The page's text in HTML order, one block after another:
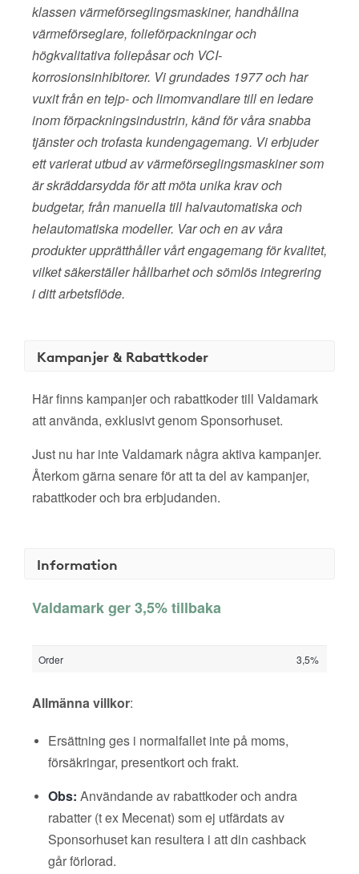
klassen värmeförseglingsmaskiner, handhållna
värmeförseglare, folieförpackningar och
högkvalitativa foliepåsar och VCI-
korrosionsinhibitorer. Vi grundades 1977 och har
vuxit från en tejp- och limomvandlare till en ledare
inom förpackningsindustrin, känd för våra snabba
tjänster och trofasta kundengagemang. Vi erbjuder
ett varierat utbud av värmeförseglingsmaskiner som
är skräddarsydda för att möta unika krav och
budgetar, från manuella till halvautomatiska och
helautomatiska modeller. Var och en av våra
produkter upprätthåller vårt engagemang för kvalitet,
vilket säkerställer hållbarhet och sömlös integrering
i ditt arbetsflöde.
Kampanjer & Rabattkoder
Här finns kampanjer och rabattkoder till Valdamark
att använda, exklusivt genom Sponsorhuset.
Just nu har inte Valdamark några aktiva kampanjer.
Återkom gärna senare för att ta del av kampanjer,
rabattkoder och bra erbjudanden.
Information
Valdamark ger 3,5% tillbaka
Order 3,5%
Allmänna villkor:
Ersättning ges i normalfallet inte på moms,
försäkringar, presentkort och frakt.
Obs: Användande av rabattkoder och andra
rabatter (t ex Mecenat) som ej utfärdats av
Sponsorhuset kan resultera i att din cashback
går förlorad.